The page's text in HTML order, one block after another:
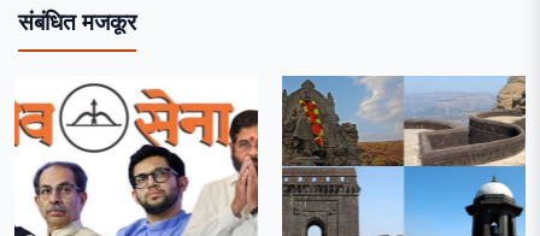
संबंधित मजकूर